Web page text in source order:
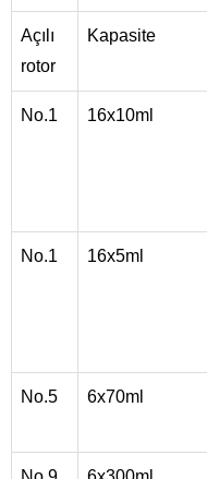
Açılı
rotor
Kapasite
No.1 16x10ml
No.1 16x5ml
No.5 6x70ml